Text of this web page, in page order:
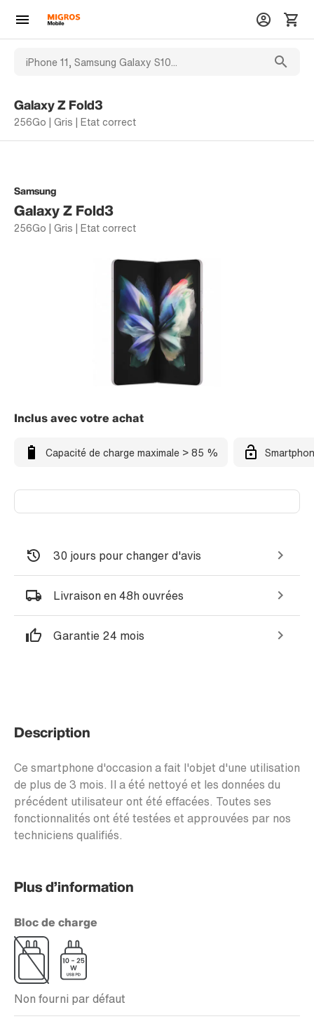
Galaxy Z Fold3
256Go | Gris | Etat correct
Samsung
Galaxy Z Fold3
256Go | Gris | Etat correct
Inclus avec votre achat
Capacité de charge maximale > 85 %
30 jours pour changer d'avis
Livraison en 48h ouvrées
Garantie 24 mois
Description
Ce smartphone d'occasion a fait l'objet d'une utilisation
de plus de 3 mois. Il a été nettoyé et les données du
précédent utilisateur ont été effacées. Toutes ses
fonctionnalités ont été testées et approuvées par nos
techniciens qualifiés.
Plus d’information
Bloc de charge
Non fourni par défaut